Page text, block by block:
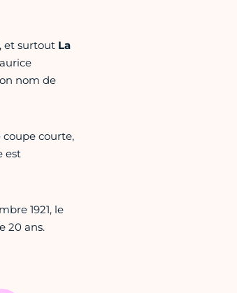
et surtout La
nom de
courte,
est
1921, le
20 ans.